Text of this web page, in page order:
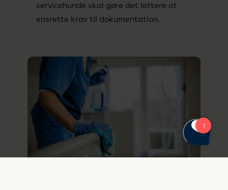
servicehunde skal gøre det lettere at
ensrette krav til dokumentation.